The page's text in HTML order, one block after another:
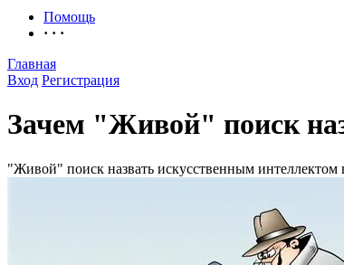
Помощь
· · ·
Главная
Вход Регистрация
Зачем "Живой" поиск
"Живой" поиск назвать искусственным интеллектом